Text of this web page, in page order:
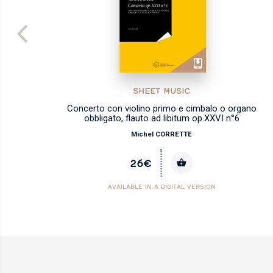
SHEET MUSIC
Concerto con violino primo e cimbalo o organo
obbligato, flauto ad libitum op.XXVI n°6
Michel CORRETTE
26€
AVAILABLE IN A DIGITAL VERSION